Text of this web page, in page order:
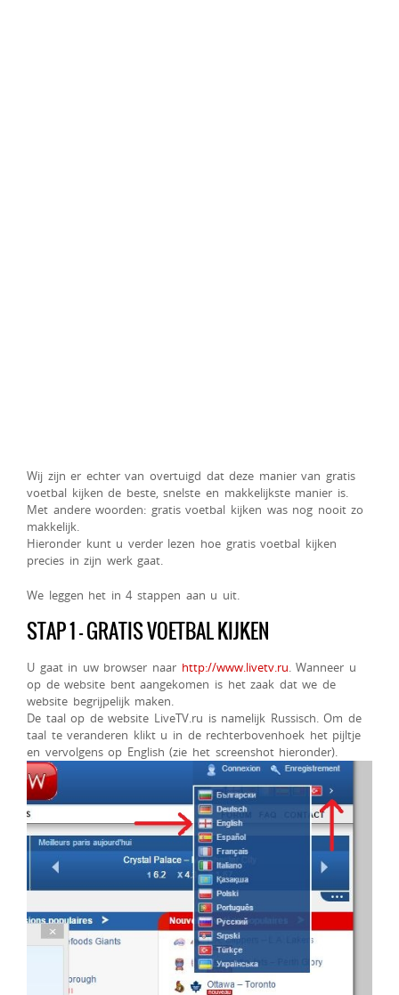
Wij zijn er echter van overtuigd dat deze manier van gratis
voetbal kijken de beste, snelste en makkelijkste manier is.
Met andere woorden: gratis voetbal kijken was nog nooit zo
makkelijk.
Hieronder kunt u verder lezen hoe gratis voetbal kijken
precies in zijn werk gaat.
We leggen het in 4 stappen aan u uit.
STAP 1 – GRATIS VOETBAL KIJKEN
U gaat in uw browser naar http://www.livetv.ru. Wanneer u
op de website bent aangekomen is het zaak dat we de
website begrijpelijk maken.
De taal op de website LiveTV.ru is namelijk Russisch. Om de
taal te veranderen klikt u in de rechterbovenhoek het pijltje
en vervolgens op English (zie het screenshot hieronder).